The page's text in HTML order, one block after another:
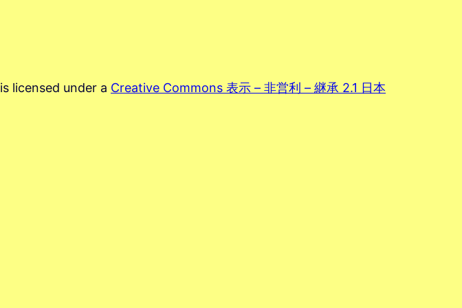
is licensed under a Creative Commons 表示 – 非営利 – 継承 2.1 日本